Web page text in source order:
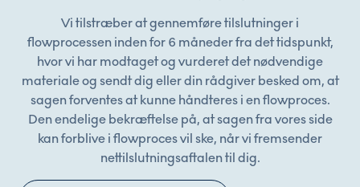
Vi tilstræber at gennemføre tilslutninger i
flowprocessen inden for 6 måneder fra det tidspunkt,
hvor vi har modtaget og vurderet det nødvendige
materiale og sendt dig eller din rådgiver besked om, at
sagen forventes at kunne håndteres i en flowproces.
Den endelige bekræftelse på, at sagen fra vores side
kan forblive i flowproces vil ske, når vi fremsender
nettilslutningsaftalen til dig.